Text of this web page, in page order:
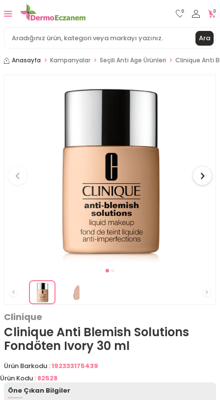
Ara
0 0
Anasayfa Kampanyalar Seçili Anti Age Ürünleri Clinique Anti
Clinique
Clinique Anti Blemish Solutions
Fondöten Ivory 30 ml
Ürün Barkodu :192333175439
Ürün Kodu : 82528
Öne Çıkan Bilgiler